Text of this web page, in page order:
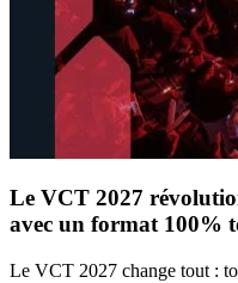
Le VCT 2027
avec un format 100%
Le VCT 2027 change tout :